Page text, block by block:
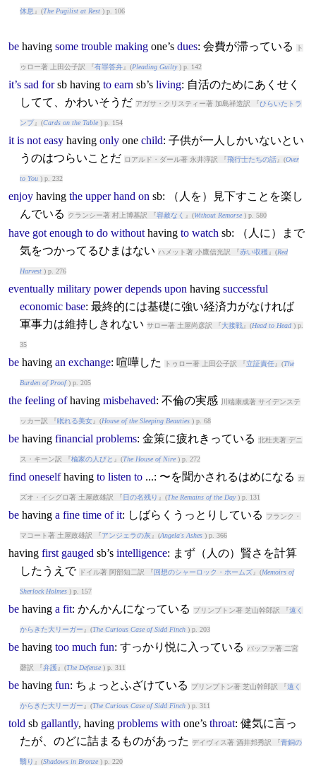
休息 』(The Pugilist at Rest) p. 106
be having some trouble makingone’s dues: 会費が滞っている ト
ゥロー著 上田公子訳 『有罪答弁』(Pleading Guilty) p. 142
it’s sad forsb having to earn sb’s living: 自活のためにあくせく
してて、かわいそうだ アガサ・クリスティー著 加島祥造訳 『ひらいたトラ
ンプ』(Cards on the Table) p. 154
it is not easy having onlyone child: 子供が一人しかいないとい
うのはつらいことだ ロアルド・ダール著 永井淳訳 『飛行士たちの話』(Over
to You) p. 232
enjoy having the upper hand on sb: （人を）見下すことを楽し
んでいる
クランシー著 村上博基訳 『容赦なく 』(Without Remorse) p. 580
have got enough to do without having to watch sb: （人に）まで
気をつかってるひまはない ハメット著 小鷹信光訳 『赤い収穫 』(Red
Harvest) p. 276
eventually military power depends upon having successful
economic base: 最終的には基礎に強い経済力がなければ
軍事力は維持しきれない サロー著 土屋尚彦訳 『大接戦』(Head to Head) p.
35
be having an exchange: 喧嘩した トゥロー著 上田公子訳 『立証責任』(The
Burden of Proof) p. 205
the feeling of having misbehaved: 不倫の実感 川端康成著 サイデンステ
ッカー訳 『眠れる美女』(House of the Sleeping Beauties) p. 68
be having financial problems: 金策に疲れきっている 北杜夫著 デニ
ス・キーン訳 『楡家の人びと 』(The House of Nire) p. 272
find oneself having to listen to...: 〜を聞かされるはめになる カ
ズオ・イシグロ著 土屋政雄訳 『 日の名残り 』(The Remains of the Day) p. 131
be having a fine time of it: しばらくうっとりしている フランク・
マコート著 土屋政雄訳 『アンジェラの灰』(Angela's Ashes) p. 366
having first gauged sb’s intelligence: まず（人の）賢さを計算
したうえで ドイル著 阿部知二訳 『 回想のシャーロック・ホームズ』(Memoirs of
Sherlock Holmes) p. 157
be having a fit: かんかんになっている プリンプトン著 芝山幹郎訳 『遠く
からきた大リーガー 』(The Curious Case of Sidd Finch) p. 203
be having too much fun: すっかり悦に入っている バッファ著 二宮
磬訳 『弁護』(The Defense) p. 311
be having fun: ちょっとふざけている プリンプトン著 芝山幹郎訳 『遠く
からきた大リーガー 』(The Curious Case of Sidd Finch) p. 311
told sb gallantly, having problems with one’s throat: 健気に言っ
たが、のどに詰まるものがあった
デイヴィス著 酒井邦秀訳 『青銅の
翳り 』(Shadows in Bronze) p. 220